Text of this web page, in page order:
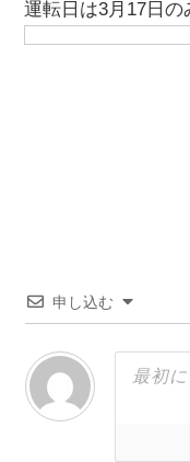
運転日は3月17日の
申し込む